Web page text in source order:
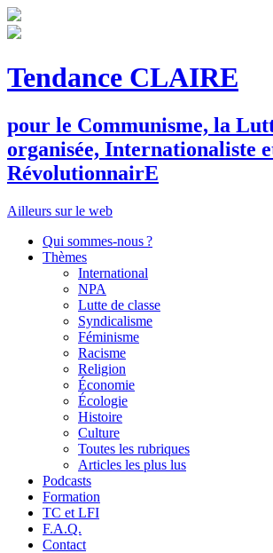
Tendance CLAIRE
pour le Communisme, la L
organisée, Internationaliste
RévolutionnairE
Ailleurs sur le web
Qui sommes-nous ?
Thèmes
International
NPA
Lutte de classe
Syndicalisme
Féminisme
Racisme
Religion
Économie
Écologie
Histoire
Culture
Toutes les rubriques
Articles les plus lus
Podcasts
Formation
TC et LFI
F.A.Q.
Contact